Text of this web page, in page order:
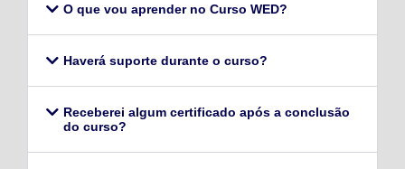
O que vou aprender no Curso WED?
Haverá suporte durante o curso?
Receberei algum certificado após a conclusão
do curso?